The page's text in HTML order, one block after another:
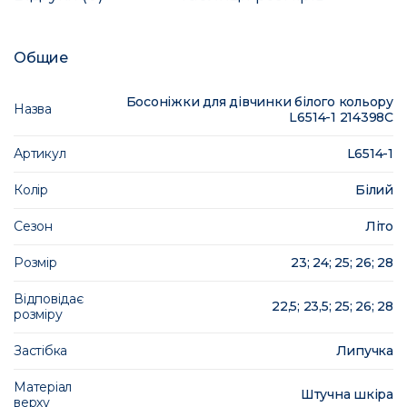
Общие
Назва
Босоніжки для дівчинки білого кольору
L6514-1 214398C
Артикул L6514-1
Колір Білий
Сезон Літо
Розмір 23; 24; 25; 26; 28
Відповідає
розміру
22,5; 23,5; 25; 26; 28
Застібка Липучка
Матеріал
верху
Штучна шкіра